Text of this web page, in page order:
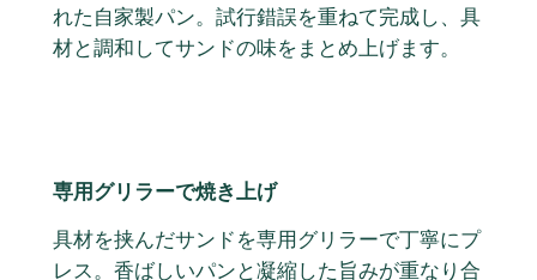
れた自家製パン。試行錯誤を重ねて完成し、具
材と調和してサンドの味をまとめ上げます。
専用グリラーで焼き上げ
具材を挟んだサンドを専用グリラーで丁寧にプ
レス。香ばしいパンと凝縮した旨みが重なり合